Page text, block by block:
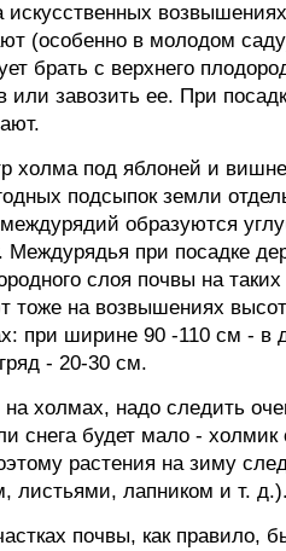
искусственных
(особенно в молодом
брать с верхнего
или завозить ее. При
холма под яблоней и
подсыпок земли
образуются
Междурядья при посадке
слоя почвы на
тоже на возвышениях
при ширине 90 -110 см - в
- 20-30 см.
холмах, надо следить
снега будет мало - холмик
растения на зиму
листьями, лапником и т. д.).
почвы, как правило,